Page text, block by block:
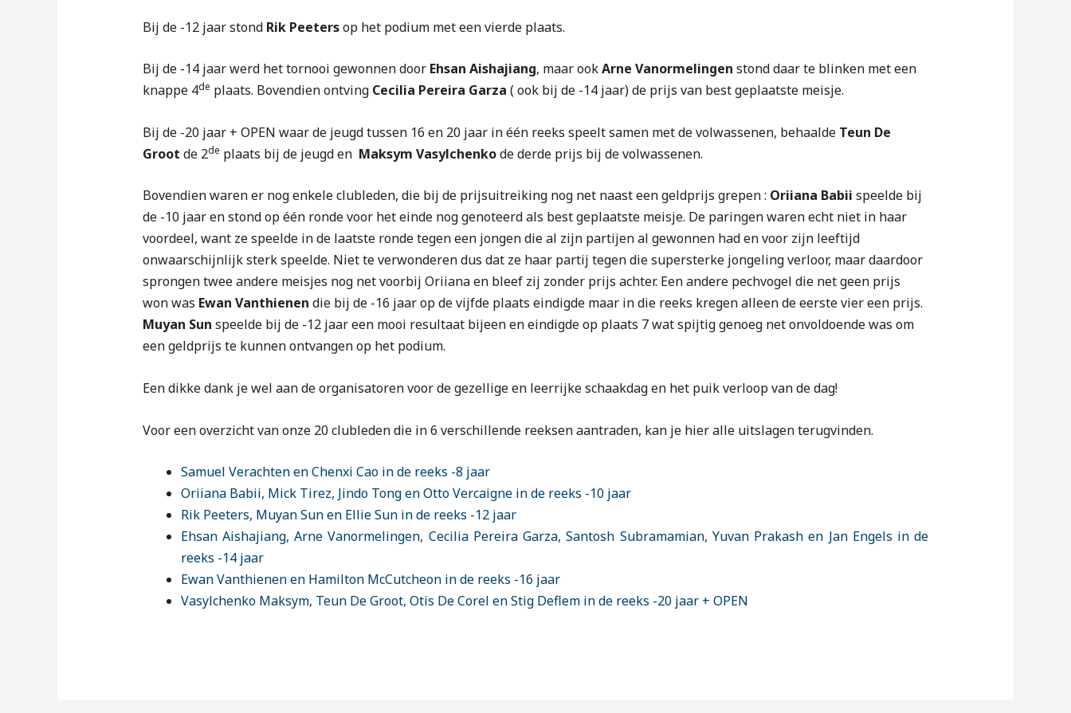
Bij de -12 jaar stond Rik Peetersop het podium met een vierde plaats.
Bij de -14 jaar werd het tornooi gewonnen door Ehsan Aishajiang, maar ookArne Vanormelingen stond daar te blinken met een
knappe 4de plaats. Bovendien ontving Cecilia Pereira Garza ( ook bij de -14 jaar) de prijs van best geplaatste meisje.
Bij de -20 jaar + OPEN waar de jeugd tussen 16 en 20 jaar in één reeks speelt samen met de volwassenen, behaalde Teun De
Groot de 2de plaats bij de jeugd en Maksym Vasylchenkode derde prijs bij de volwassenen.
Bovendien waren er nog enkele clubleden, die bij de prijsuitreiking nog net naast een geldprijs grepen : Oriiana Babii speelde bij
de -10 jaar en stond op één ronde voor het einde nog genoteerd als best geplaatste meisje. De paringen waren echt niet in haar
voordeel, want ze speelde in de laatste ronde tegen een jongen die al zijn partijen al gewonnen had en voor zijn leeftijd
onwaarschijnlijk sterk speelde. Niet te verwonderen dus dat ze haar partij tegen die supersterke jongeling verloor, maar daardoor
sprongen twee andere meisjes nog net voorbij Oriiana en bleef zij zonder prijs achter. Een andere pechvogel die net geen prijs
won was Ewan Vanthienen die bij de -16 jaar op de vijfde plaats eindigde maar in die reeks kregen alleen de eerste vier een prijs.
Muyan Sun speelde bij de -12 jaar een mooi resultaat bijeen en eindigde op plaats 7 wat spijtig genoeg net onvoldoende was om
een geldprijs te kunnen ontvangen op het podium.
Een dikke dank je wel aan de organisatoren voor de gezellige en leerrijke schaakdag en het puik verloop van de dag!
Voor een overzicht van onze 20 clubleden die in 6 verschillende reeksen aantraden, kan je hier alle uitslagen terugvinden.
Samuel Verachten en Chenxi Cao in de reeks -8 jaar
Oriiana Babii, Mick Tirez, Jindo Tong en Otto Vercaigne in de reeks -10 jaar
Rik Peeters, Muyan Sun en Ellie Sun in de reeks -12 jaar
Ehsan Aishajiang, Arne Vanormelingen, Cecilia Pereira Garza, Santosh Subramamian, Yuvan Prakash en Jan Engels in de
reeks -14 jaar
Ewan Vanthienen en Hamilton McCutcheon in de reeks -16 jaar
Vasylchenko Maksym, Teun De Groot, Otis De Corel en Stig Deflem in de reeks -20 jaar + OPEN